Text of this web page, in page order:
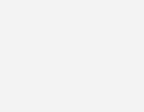
Begehen mit einer schrittweisen
Bewertung werden mehrere
wird ermittelt. Der
entscheidet darüber,
oder C) die geprüfte Oberfläche